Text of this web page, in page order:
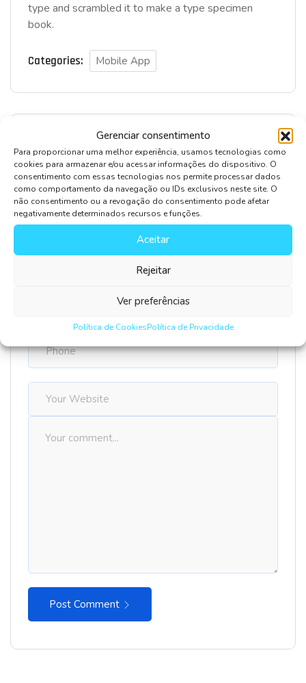
Gerenciar consentimento
Para proporcionar uma melhor experiência, usamos tecnologias como
cookies para armazenar e/ou acessar informações do dispositivo. O
consentimento com essas tecnologias nos permite processar dados
como comportamento da navegação ou IDs exclusivos neste site. O
não consentimento ou a revogação do consentimento pode afetar
negativamente determinados recursos e funções.
Aceitar
Rejeitar
Ver preferências
Política de CookiesPolítica de Privacidade
type and scrambled it to make a type specimen
book.
Categories: Mobile App
Leave Comment
vez que eu comentar.
Post Comment